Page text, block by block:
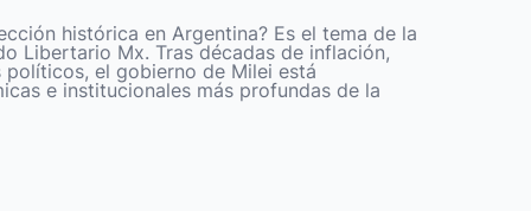
histórica en Argentina? Es el tema de la
Libertario Mx. Tras décadas de inflación,
el gobierno de Milei está
e institucionales más profundas de la